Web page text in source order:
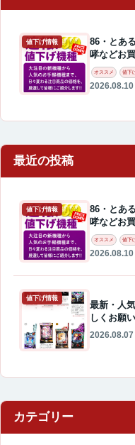
値下げ情報
86・とあ
哮などお
オススメ 値下
2026.08.10
最近の投稿
値下げ情報
86・とあ
哮などお
オススメ 値下
2026.08.10
値下げ情報
最新・人
しくお願
2026.08.07
カテゴリー